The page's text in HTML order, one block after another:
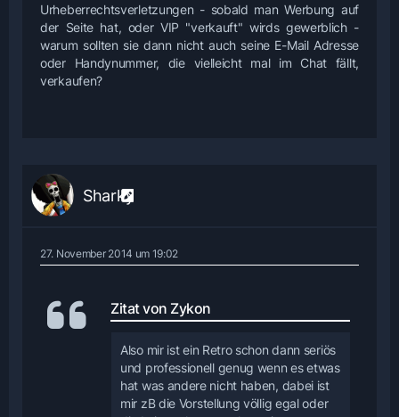
Urheberrechtsverletzungen - sobald man Werbung auf
der Seite hat, oder VIP "verkauft" wirds gewerblich -
warum sollten sie dann nicht auch seine E-Mail Adresse
oder Handynummer, die vielleicht mal im Chat fällt,
verkaufen?
Sharky
27. November 2014 um 19:02
Zitat von Zykon
Also mir ist ein Retro schon dann seriös
und professionell genug wenn es etwas
hat was andere nicht haben, dabei ist
mir zB die Vorstellung völlig egal oder